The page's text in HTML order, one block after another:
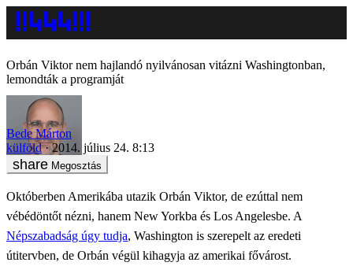
Orbán Viktor nem hajlandó nyilvánosan vitázni Washingtonban,
lemondták a programját
Bede Márton
külföld
2014. július 24. 8:13
Megosztás
Októberben Amerikába utazik Orbán Viktor, de ezúttal nem
vébédöntőt nézni, hanem New Yorkba és Los Angelesbe. A
Népszabadság úgy tudja, Washington is szerepelt az eredeti
útitervben, de Orbán végül kihagyja az amerikai fővárost.